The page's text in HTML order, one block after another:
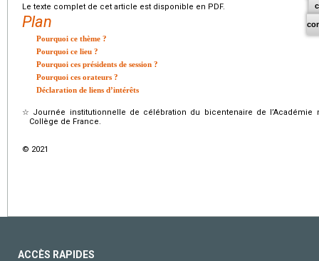
Le texte complet de cet article est disponible en PDF.
Plan
Pourquoi ce thème ?
Pourquoi ce lieu ?
Pourquoi ces présidents de session ?
Pourquoi ces orateurs ?
Déclaration de liens d’intérêts
☆ Journée institutionnelle de célébration du bicentenaire de l’Académie
Collège de France.
© 2021
ACCÈS RAPIDES